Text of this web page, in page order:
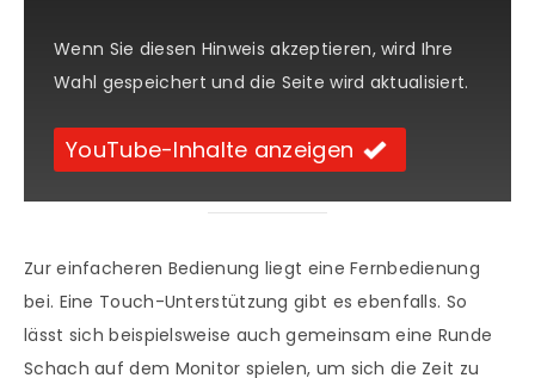
Wenn Sie diesen Hinweis akzeptieren, wird Ihre
Wahl gespeichert und die Seite wird aktualisiert.
YouTube-Inhalte anzeigen
Zur einfacheren Bedienung liegt eine Fernbedienung
bei. Eine Touch-Unterstützung gibt es ebenfalls. So
lässt sich beispielsweise auch gemeinsam eine Runde
Schach auf dem Monitor spielen, um sich die Zeit zu